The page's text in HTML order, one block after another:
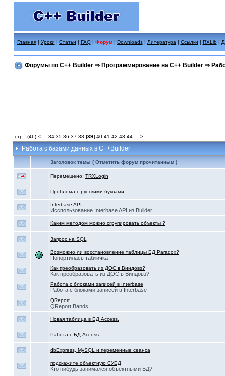
| Главная| Уроки | Статьи | FAQ| Форум | Downloads| Литература | Ссылки | RXLib |
Форумы по C++ Builder⇒ Программирование на C++ Builder⇒
стр.: (46) <... 34 35 36 37 38 [39] 40 41 42 43 44... >
Работа с базами данных в C++Builder
Заголовок темы ( Отметить форум прочитанным )
Перемещено: TRXLogin
Проблема с русскими буквами
Interbase API
Исспользование Interbase API из Builder
Каким методом можно сгрупировать объекты ?
Запрос на SQL
Возможно ли восстановление таблицы БД Paradox?
Попортилась табличка
Как преобразовать из ДОС в Виндовз?
Как преобразовать из ДОС в Виндовз?
Работа с блоками записей в Interbase
Работа с блоками записей в Interbase
QReport
QReport Bands
Новая таблица в БД Access.
Работа с БД Access.
dbExpress, MySQL и переменные сеанса
подскажите объектную СУБД
Кто нибудь занимался объектными БД?